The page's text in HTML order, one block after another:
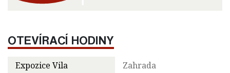
OTEVÍRACÍ HODINY
Expozice Vila Zahrada